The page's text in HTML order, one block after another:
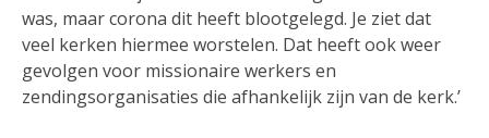
was, maar corona dit heeft blootgelegd. Je ziet dat
veel kerken hiermee worstelen. Dat heeft ook weer
gevolgen voor missionaire werkers en
zendingsorganisaties die afhankelijk zijn van de kerk.’